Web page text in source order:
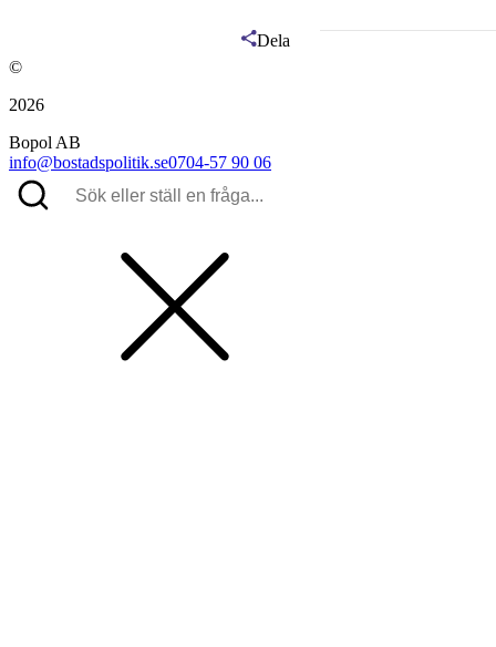
Dela
©
2026
Bopol AB
info@bostadspolitik.se0704-57 90 06